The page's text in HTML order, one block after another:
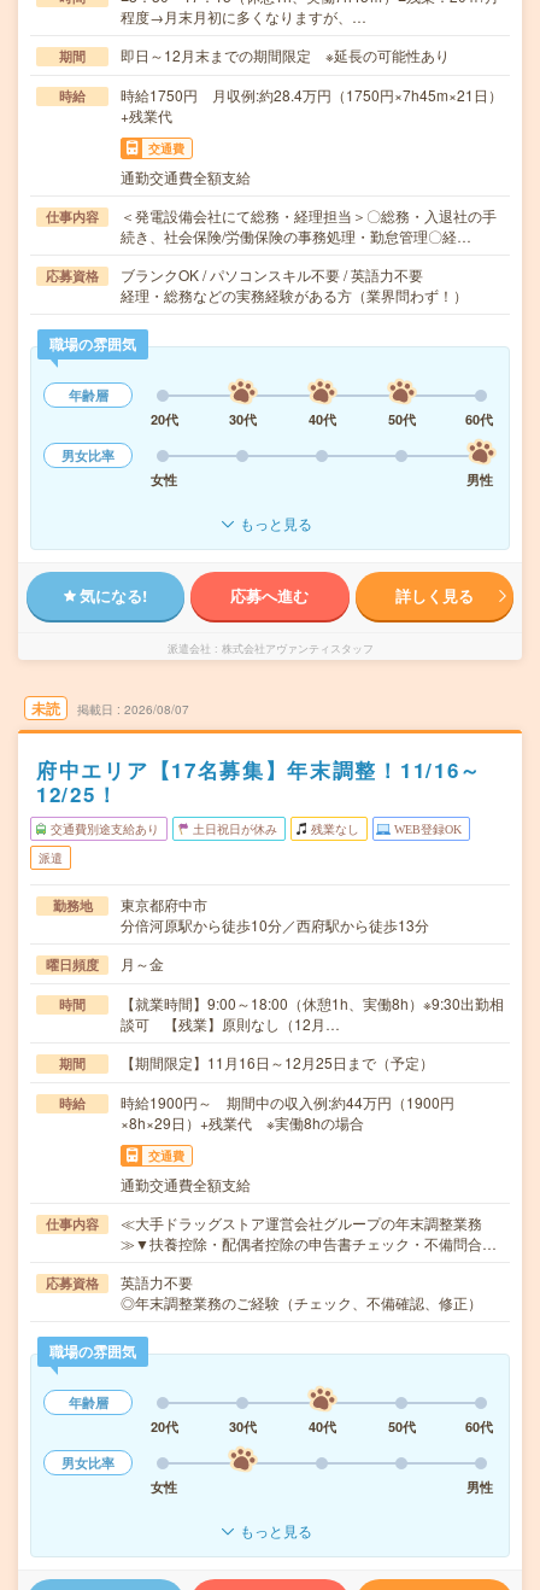
程度→月末月初に多くなりますが、…
期間 即日～12月末までの期間限定 ※延長の可能性あり
時給
時給1750円 月収例:約28.4万円（1750円×7h45m×21日）
+残業代
交通費
通勤交通費全額支給
仕事内容
＜発電設備会社にて総務・経理担当＞〇総務・入退社の手
続き、社会保険/労働保険の事務処理・勤怠管理〇経…
応募資格
ブランクOK / パソコンスキル不要 / 英語力不要
経理・総務などの実務経験がある方（業界問わず！）
職場の雰囲気
年齢層
20代
30代 40代 50代
60代
男女比率
女性
男性
もっと見る
気になる! 応募へ進む 詳しく見る
派遣会社 株式会社アヴァンティスタッフ
未読 掲載日 2026/08/07
府中エリア【17名募集】年末調整！11/16～
12/25！
交通費別途支給あり 土日祝日が休み 残業なし WEB登録OK
派遣
勤務地
東京都府中市
分倍河原駅から徒歩10分／西府駅から徒歩13分
曜日頻度 月～金
時間
【就業時間】9:00～18:00（休憩1h、実働8h）※9:30出勤相
談可 【残業】原則なし（12月…
期間 【期間限定】11月16日～12月25日まで（予定）
時給
時給1900円～ 期間中の収入例:約44万円（1900円
×8h×29日）+残業代 ※実働8hの場合
交通費
通勤交通費全額支給
仕事内容
≪大手ドラッグストア運営会社グループの年末調整業務
≫▼扶養控除・配偶者控除の申告書チェック・不備問合…
応募資格
英語力不要
◎年末調整業務のご経験（チェック、不備確認、修正）
職場の雰囲気
年齢層
20代
30代 40代 50代
60代
男女比率
女性
男性
もっと見る